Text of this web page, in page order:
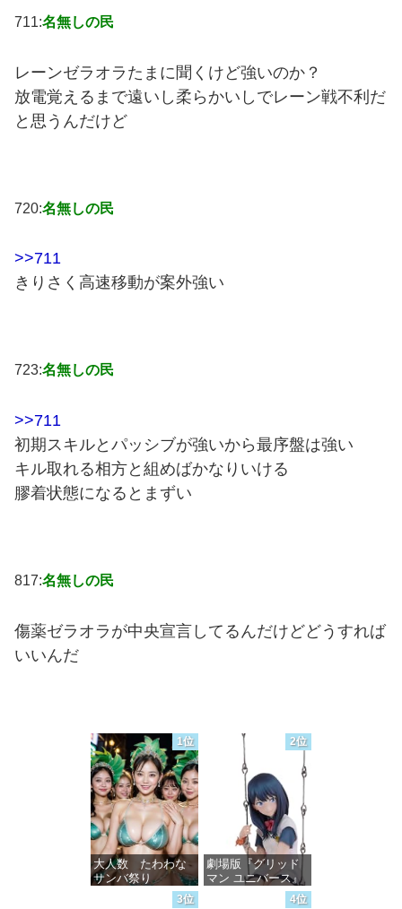
711:名無しの民
レーンゼラオラたまに聞くけど強いのか？
放電覚えるまで遠いし柔らかいしでレーン戦不利だ
と思うんだけど
720:名無しの民
>>711
きりさく高速移動が案外強い
723:名無しの民
>>711
初期スキルとパッシブが強いから最序盤は強い
キル取れる相方と組めばかなりいける
膠着状態になるとまずい
817:名無しの民
傷薬ゼラオラが中央宣言してるんだけどどうすれば
いいんだ
1位
大人数 たわわな
サンバ祭り
2位
劇場版『グリッド
マン ユニバース』
宝多六花 wall figure
3位 4位